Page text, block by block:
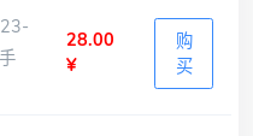
28.00
¥
购
买